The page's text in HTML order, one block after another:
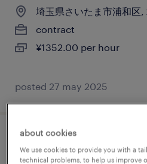
埼玉県さいたま市浦和区,
contract
¥1352.00 per hour
posted 27 may 2025
about cookies
We use cookies to provide you with a
technical problems, to help us improve